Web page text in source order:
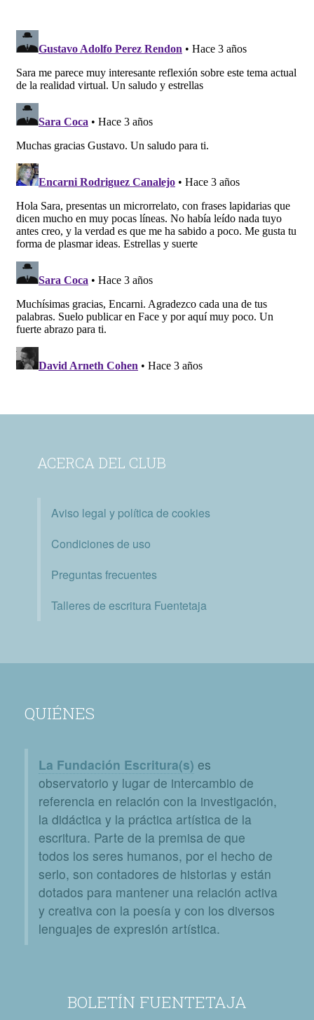
ACERCA DEL CLUB
Aviso legal y política de cookies
Condiciones de uso
Preguntas frecuentes
Talleres de escritura Fuentetaja
QUIÉNES
La Fundación Escritura(s) es
observatorio y lugar de intercambio de
referencia en relación con la investigación,
la didáctica y la práctica artística de la
escritura. Parte de la premisa de que
todos los seres humanos, por el hecho de
serlo, son contadores de historias y están
dotados para mantener una relación activa
y creativa con la poesía y con los diversos
lenguajes de expresión artística.
BOLETÍN FUENTETAJA